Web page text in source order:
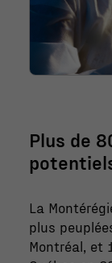
Plus de
La
plus
Montréal, et